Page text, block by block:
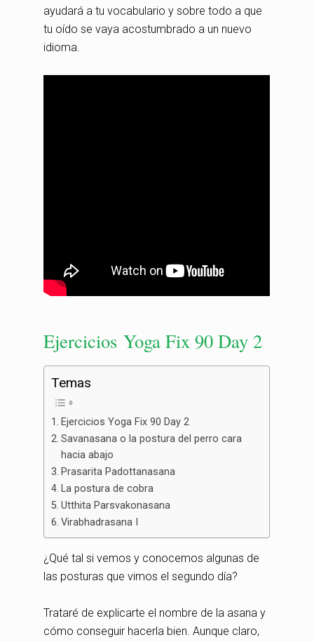
ayudará a tu vocabulario y sobre todo a que
tu oído se vaya acostumbrado a un nuevo
idioma.
Ejercicios Yoga Fix 90 Day 2
Temas
Ejercicios Yoga Fix 90 Day 2
Savanasana o la postura del perro cara
hacia abajo
Prasarita Padottanasana
La postura de cobra
Utthita Parsvakonasana
Virabhadrasana I
¿Qué tal si vemos y conocemos algunas de
las posturas que vimos el segundo día?
Trataré de explicarte el nombre de la asana y
cómo conseguir hacerla bien. Aunque claro,